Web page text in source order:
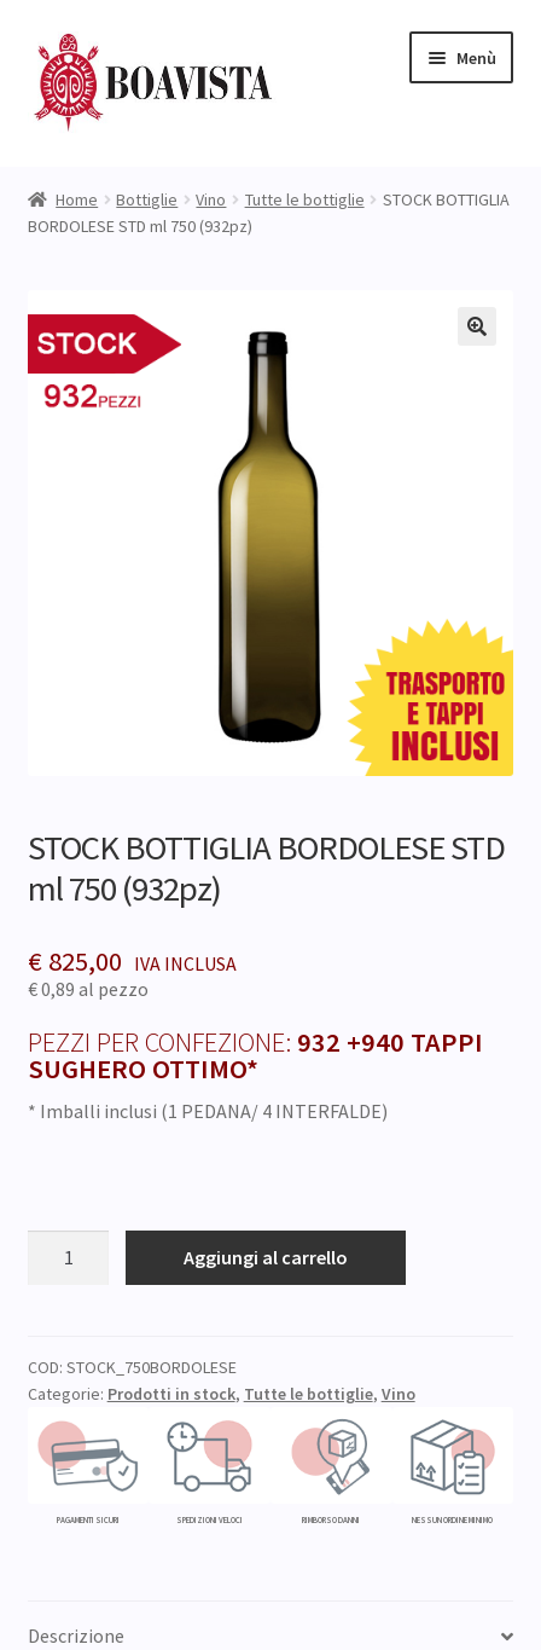
Vai
alla
navigazione
Vai
al
contenuto
Menù
L’ Azienda
child
NUOVI ARRIVI
Home Bottiglie Vino Tutte le bottiglie
STOCK BOTTIGLIA
BORDOLESE STD ml 750 (932pz)
STOCK BOTTIGLIA BORDOLESE STD
ml 750 (932pz)
€825,00
€ 0,89 al pezzo
PEZZI PER CONFEZIONE: 932 +940 TAPPI
SUGHERO OTTIMO*
* Imballi inclusi (1 PEDANA/ 4 INTERFALDE)
ml
750
(932pz)
quantità
Aggiungi al carrello
COD: STOCK_750BORDOLESE
Categorie: Prodotti in stock, Tutte le bottiglie, Vino
PAGAMENTI SICURI SPEDIZIONI VELOCI RIMBORSO DANNI NESSUN ORDINE MINIMO
Descrizione